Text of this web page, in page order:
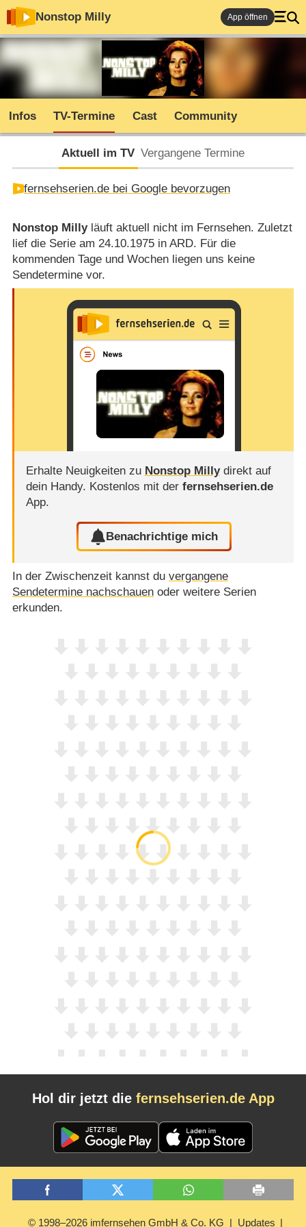
Nonstop Milly App öffnen
Infos TV-Termine Cast Community
Aktuell im TV Vergangene Termine
fernsehserien.de bei Google bevorzugen
Nonstop Millyläuft aktuell nicht im Fernsehen. Zuletzt
lief die Serie am 24.10.1975 in ARD. Für die
kommenden Tage und Wochen liegen uns keine
Sendetermine vor.
Erhalte Neuigkeiten zu Nonstop Millydirekt auf
dein Handy. Kostenlos mit der fernsehserien.de
App.
Benachrichtige mich
In der Zwischenzeit kannst du vergangene
Sendetermine nachschauenoder weitere Serien
erkunden.
Hol dir jetzt die fernsehserien.de App
© 1998–2026 imfernsehen GmbH & Co. KG Updates